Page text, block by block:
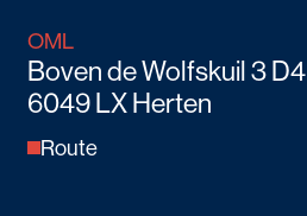
OML
Boven de Wolfskuil 3 D4
6049 LX Herten
Route